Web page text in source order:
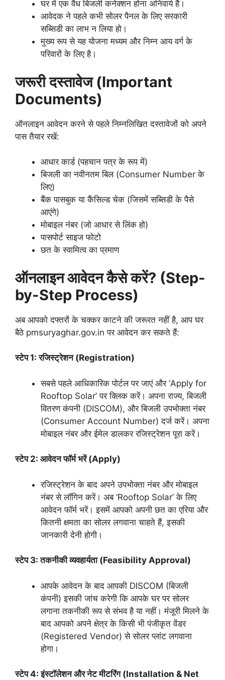
घर में एक वैध बिजली कनेक्शन होना अनिवार्य है।
आवेदक ने पहले कभी सोलर पैनल के लिए सरकारी
सब्सिडी का लाभ न लिया हो।
मुख्य रूप से यह योजना मध्यम और निम्न आय वर्ग के
परिवारों के लिए है।
जरूरी दस्तावेज (Important
Documents)
ऑनलाइन आवेदन करने से पहले निम्नलिखित दस्तावेजों को अपने
पास तैयार रखें:
आधार कार्ड (पहचान पत्र के रूप में)
बिजली का नवीनतम बिल (Consumer Number के
लिए)
बैंक पासबुक या कैंसिल्ड चेक (जिसमें सब्सिडी के पैसे
आएंगे)
मोबाइल नंबर (जो आधार से लिंक हो)
पासपोर्ट साइज फोटो
छत के स्वामित्व का प्रमाण
ऑनलाइन आवेदन कैसे करें? (Step-
by-Step Process)
अब आपको दफ्तरों के चक्कर काटने की जरूरत नहीं है, आप घर
बैठे pmsuryaghar.gov.in पर आवेदन कर सकते हैं:
स्टेप 1: रजिस्ट्रेशन (Registration)
सबसे पहले आधिकारिक पोर्टल पर जाएं और ‘Apply for
Rooftop Solar’ पर क्लिक करें। अपना राज्य, बिजली
वितरण कंपनी (DISCOM), और बिजली उपभोक्ता नंबर
(Consumer Account Number) दर्ज करें। अपना
मोबाइल नंबर और ईमेल डालकर रजिस्ट्रेशन पूरा करें।
स्टेप 2: आवेदन फॉर्म भरें (Apply)
रजिस्ट्रेशन के बाद अपने उपभोक्ता नंबर और मोबाइल
नंबर से लॉगिन करें। अब ‘Rooftop Solar’ के लिए
आवेदन फॉर्म भरें। इसमें आपको अपनी छत का एरिया और
कितनी क्षमता का सोलर लगवाना चाहते हैं, इसकी
जानकारी देनी होगी।
स्टेप 3: तकनीकी व्यवहार्यता (Feasibility Approval)
आपके आवेदन के बाद आपकी DISCOM (बिजली
कंपनी) इसकी जांच करेगी कि आपके घर पर सोलर
लगाना तकनीकी रूप से संभव है या नहीं। मंजूरी मिलने के
बाद आपको अपने क्षेत्र के किसी भी पंजीकृत वेंडर
(Registered Vendor) से सोलर प्लांट लगवाना
होगा।
स्टेप 4: इंस्टॉलेशन और नेट मीटरिंग (Installation & Net